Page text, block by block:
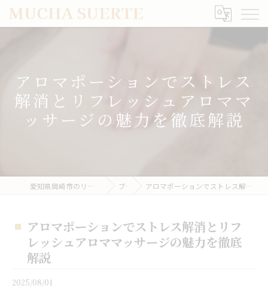
アロマポーションでストレス
解消とリフレッシュアロママ
ッサージの魅力を徹底解説
愛知県岡崎市のリラクゼーションならMUCHA SUERTE ブログ アロマポーションでストレス解消とリフレッシュアロママッサージの魅力を徹底解説
アロマポーションでストレス解消とリフ
レッシュアロママッサージの魅力を徹底
解説
2025/08/01